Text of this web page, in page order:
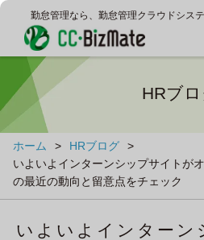
勤怠管理なら、勤怠管理クラウドシス
HRブ
ホーム > HRブログ
>
いよいよインターンシップサイトが
の最近の動向と留意点をチェック
いよいよインターン